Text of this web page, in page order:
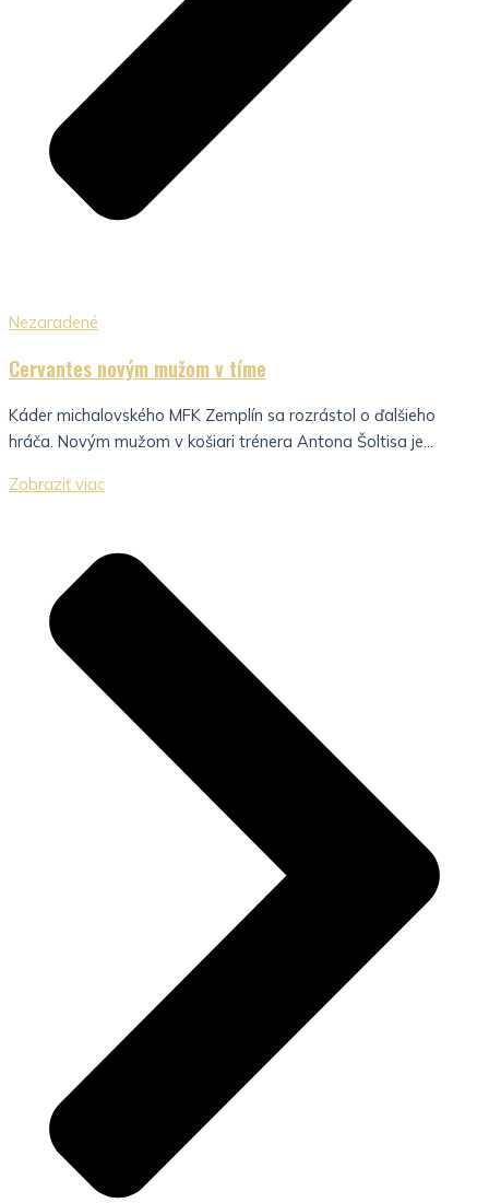
Nezaradené
Cervantes novým mužom v tíme
Káder michalovského MFK Zemplín sa rozrástol o ďalšieho
hráča. Novým mužom v košiari trénera Antona Šoltisa je...
Zobraziť viac